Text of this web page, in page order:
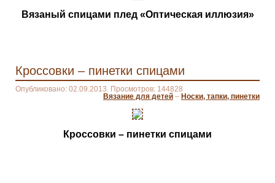
Вязаный спицами плед «Оптическая иллюзия»
Кроссовки – пинетки спицами
Опубликовано: 02.09.2013. Просмотров: 144828
Вязание для детей – Носки, тапки, пинетки
Кроссовки – пинетки спицами